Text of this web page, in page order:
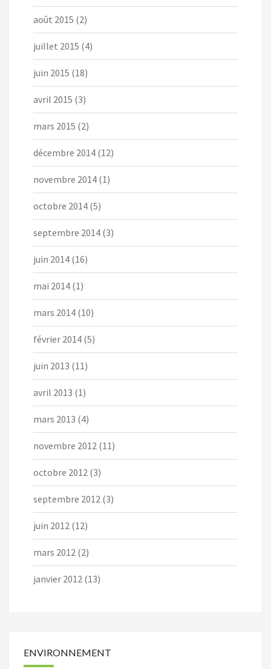
août 2015 (2)
juillet 2015 (4)
juin 2015 (18)
avril 2015 (3)
mars 2015 (2)
décembre 2014 (12)
novembre 2014 (1)
octobre 2014 (5)
septembre 2014 (3)
juin 2014 (16)
mai 2014 (1)
mars 2014 (10)
février 2014 (5)
juin 2013 (11)
avril 2013 (1)
mars 2013 (4)
novembre 2012 (11)
octobre 2012 (3)
septembre 2012 (3)
juin 2012 (12)
mars 2012 (2)
janvier 2012 (13)
ENVIRONNEMENT